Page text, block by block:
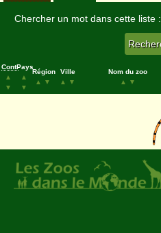
Chercher un mot dans cette liste :
Cont.
▲
▼
Pays
▲
▼
Région
▲
▼
Ville
▲
▼
Nom du zoo
▲
▼